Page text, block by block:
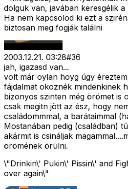
dolguk van, javában keresgélik
Ha nem kapcsolod ki ezt a
biztosan meg fogják találni
2003.12.21. 03:28#36
jah, igazasd van...
volt már oylan hoyg úgy
fájdalmat okoznék mindenkinek
bizonyos szinten még örömet is
csak megitn jött az ész, hogy
családommmal, a barátaimmal
Mostanában pedig (családban)
akármit is csináljak
örömének örülni.
\"Drinkin\' Pukin\' Pissin\' and
over again\"